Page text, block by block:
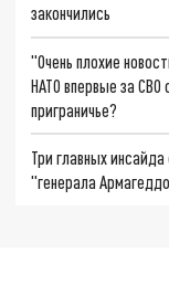
закончились
"Очень плохие
НАТО впервые за СВО
приграничье?
Три главных
"генерала